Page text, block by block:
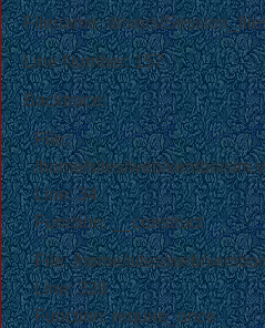
Filename: drivers/
Line Number: 157
Backtrace:
File:
/home/sites/web/
Line: 34
Function: __construct
File: /home/sites/web/
Line: 328
Function: require_once